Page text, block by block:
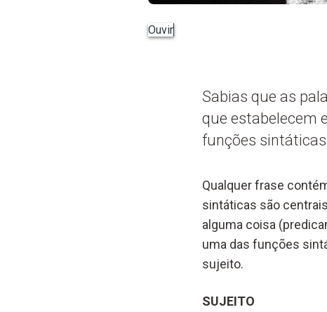
Ouvir
Sabias que as
que estabelecem
funções
Qualquer frase
sintáticas são
alguma coisa
uma das funções
sujeito.
SUJEITO